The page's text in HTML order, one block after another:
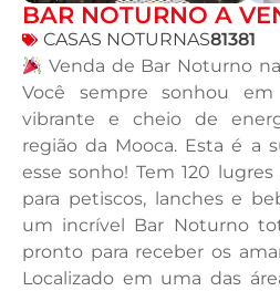
BAR NOTURNO A
CASAS NOTURNAS81381
Venda de Bar Noturno
Você sempre sonhou
vibrante e cheio de
região da Mooca. Esta é a
esse sonho! Tem 120 lugres
para petiscos, lanches e
um incrível Bar Noturno
pronto para receber os
Localizado em uma das